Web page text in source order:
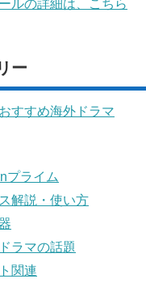
ルの詳細は、こちら
ー
すすめ海外ドラマ
プライム
解説・使い方
ラマの話題
関連